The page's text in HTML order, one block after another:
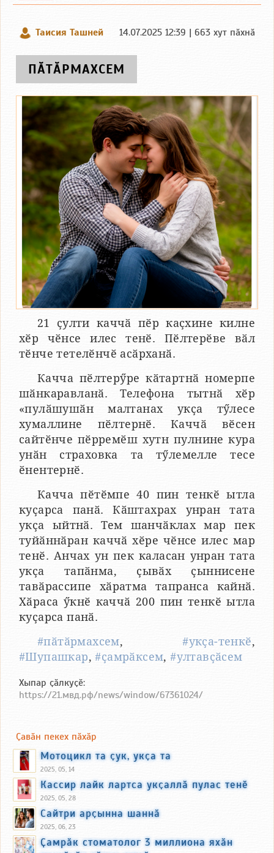
Таисия Ташней 14.07.2025 12:39 | 663 хут пӑхнӑ
ПӐТӐРМАХСЕМ
21 ҫулти каччӑ пӗр каҫхине килне
хӗр чӗнсе илес тенӗ. Пӗлтерӗве вӑл
тӗнче тетелӗнчӗ асӑрханӑ.
Качча пӗлтерӳре кӑтартнӑ номерпе
шӑнкаравланӑ. Телефона тытнӑ хӗр
«пулӑшушӑн малтанах укҫа тӳлесе
хумаллине пӗлтернӗ. Каччӑ вӗсен
сайтӗнче пӗрремӗш хутн пулнине кура
унӑн страховка та тӳлемелле тесе
ӗнентернӗ.
Качча пӗтӗмпе 40 пин тенкӗ ытла
куҫарса панӑ. Кӑштахрах унран тата
укҫа ыйтнӑ. Тем шанчӑклах мар пек
туйӑннӑран каччӑ хӗре чӗнсе илес мар
тенӗ. Анчах ун пек каласан унран тата
укҫа тапӑнма, ҫывӑх ҫыннисене
тавӑрассипе хӑратма тапранса кайнӑ.
Хӑраса ӳкнӗ каччӑ 200 пин тенкӗ ытла
куҫарса панӑ.
#пӑтӑрмахсем,#укҫа-тенкӗ,
#Шупашкар,#ҫамрӑксем,#ултавҫӑсем
Хыпар ҫӑлкуҫӗ:
https://21.мвд.рф/news/window/67361024/
Ҫавӑн пекех пӑхӑр
Мотоцикл та ҫук, укҫа та
2025, 05, 14
Кассир лайк лартса укҫаллӑ пулас тенӗ
2025, 05, 28
Сайтри арҫынна шаннӑ
2025, 06, 23
Ҫамрӑк стоматолог 3 миллиона яхӑн